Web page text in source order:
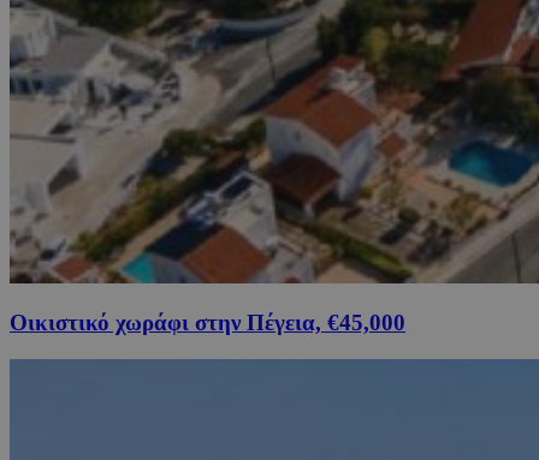
Οικιστικό χωράφι στην Πέγεια, €45,000